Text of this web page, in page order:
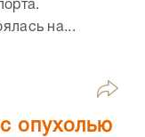
на...
опухолью